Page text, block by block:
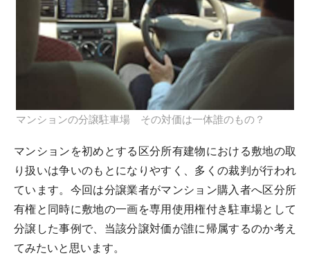
マンションの分譲駐車場 その対価は一体誰のもの？
マンションを初めとする区分所有建物における敷地の取
り扱いは争いのもとになりやすく、多くの裁判が行われ
ています。今回は分譲業者がマンション購入者へ区分所
有権と同時に敷地の一画を専用使用権付き駐車場として
分譲した事例で、当該分譲対価が誰に帰属するのか考え
てみたいと思います。